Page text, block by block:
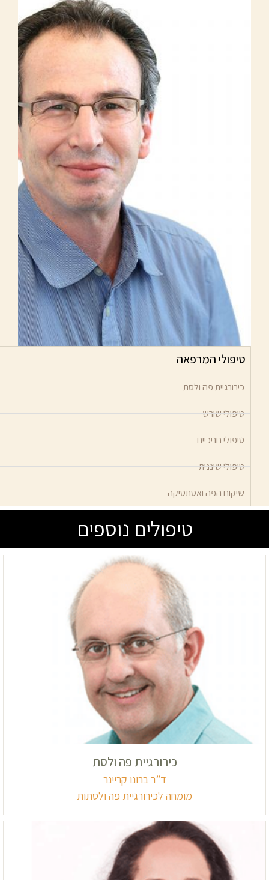
טיפולי המרפאה
כירורגיית פה ולסת
טיפולי שורש
טיפולי חניכיים
טיפולי שיננית
שיקום הפה ואסתטיקה
טיפולים נוספים
כירורגיית פה ולסת
ד”ר ברונו קריינר
מומחה לכירורגיית פה ולסתות